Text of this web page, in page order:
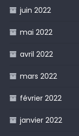
juin 2022
mai 2022
avril 2022
mars 2022
février 2022
janvier 2022